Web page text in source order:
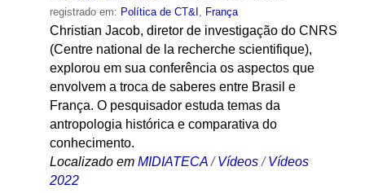
registrado em: Política de CT&I França
Christian Jacob, diretor de investigação do CNRS
(Centre national de la recherche scientifique),
explorou em sua conferência os aspectos que
envolvem a troca de saberes entre Brasil e
França. O pesquisador estuda temas da
antropologia histórica e comparativa do
conhecimento.
Localizado em MIDIATECA /Vídeos /Vídeos
2022